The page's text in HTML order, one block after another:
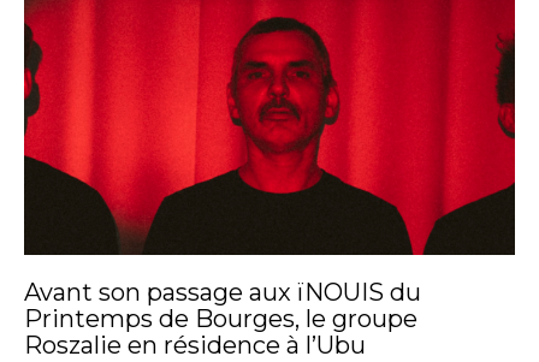
Avant son passage aux ïNOUIS du
Printemps de Bourges, le groupe
Roszalie en résidence à l’Ubu